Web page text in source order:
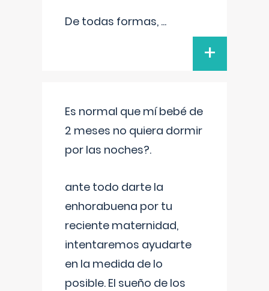
De todas formas, ...
+
Es normal que mí bebé de
2 meses no quiera dormir
por las noches?.
ante todo darte la
enhorabuena por tu
reciente maternidad,
intentaremos ayudarte
en la medida de lo
posible. El sueño de los